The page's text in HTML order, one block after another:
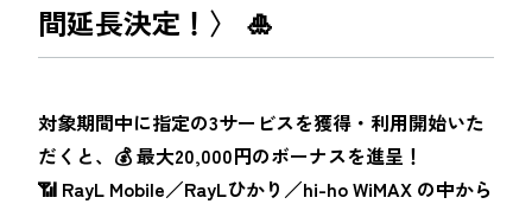
間延長決定！〉 🎍
対象期間中に指定の3サービスを獲得・利用開始いた
だくと、💰 最大20,000円のボーナスを進呈！
📶 RayL Mobile／RayLひかり／hi-ho WiMAX の中から